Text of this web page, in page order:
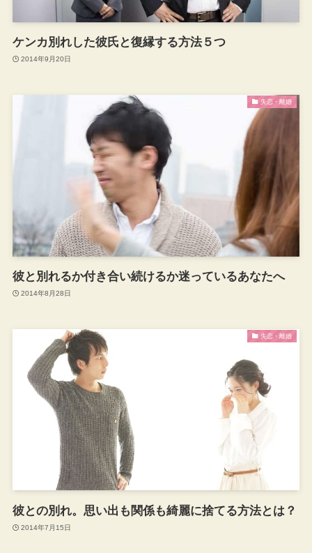
ケンカ別れした彼氏と復縁する方法５つ
2014年9月20日
失恋・離婚
彼と別れるか付き合い続けるか迷っているあなたへ
2014年8月28日
失恋・離婚
彼との別れ。思い出も関係も綺麗に捨てる方法とは？
2014年7月15日